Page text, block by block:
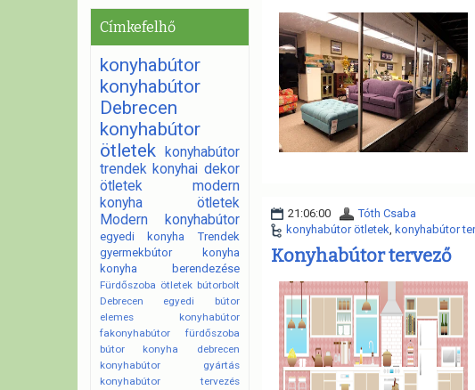
21:06:00
Tóth Csaba
konyhabútor ötletek, konyhabútor
Konyhabútor tervező
Címkefelhő
konyhabútor
konyhabútor
Debrecen
konyhabútor
ötletek
konyhabútor
trendek konyhai dekor
ötletek
modern
konyha ötletek
Modern konyhabútor
egyedi konyha
Trendek
gyermekbútor
konyha
konyha berendezése
Fürdőszoba ötletek bútorbolt
Debrecen
egyedi bútor
elemes konyhabútor
fakonyhabútor
fürdőszoba
bútor
konyha debrecen
konyhabútor gyártás
konyhabútor tervezés